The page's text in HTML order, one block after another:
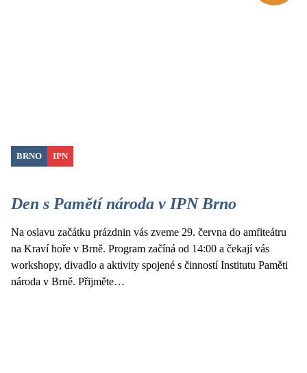
BRNO IPN
Den s Pamětí národa v IPN Brno
Na oslavu začátku prázdnin vás zveme 29. června do amfiteátru
na Kraví hoře v Brně. Program začíná od 14:00 a čekají vás
workshopy, divadlo a aktivity spojené s činností Institutu Paměti
národa v Brně. Přijměte…